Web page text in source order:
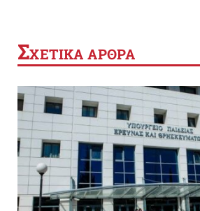
ΣΧΕΤΙΚΑ ΑΡΘΡΑ